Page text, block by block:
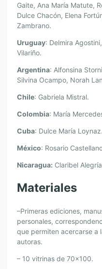
Gaite, Ana María Matute,
Dulce Chacón, Elena
Zambrano.
Uruguay: Delmira
Vilariño.
Argentina: Alfonsina
Silvina Ocampo, Norah
Chile: Gabriela Mistral.
Colombia: María
Cuba: Dulce María Loynaz.
México: Rosario
Nicaragua: Claribel
Materiales
–Primeras ediciones,
personales,
que permiten acercarse a
autoras.
– 10 vitrinas de 70×100.